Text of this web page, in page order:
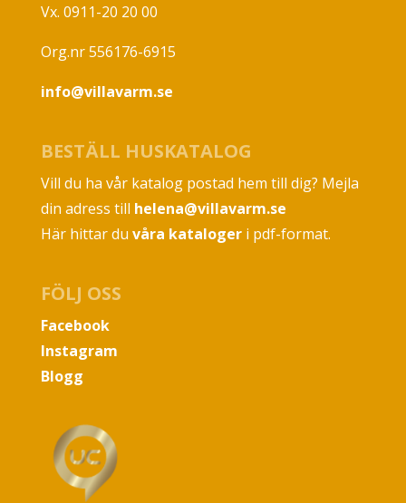
Vx. 0911-20 20 00
Org.nr 556176-6915
info@villavarm.se
BESTÄLL HUSKATALOG
Vill du ha vår katalog postad hem till dig? Mejla
din adress till helena@villavarm.se
Här hittar du våra katalogeri pdf-format.
FÖLJ OSS
Facebook
Instagram
Blogg